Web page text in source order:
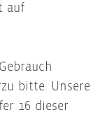
auf
bitte. Unsere
16 dieser